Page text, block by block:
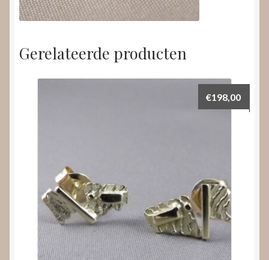
Gerelateerde producten
€198,00